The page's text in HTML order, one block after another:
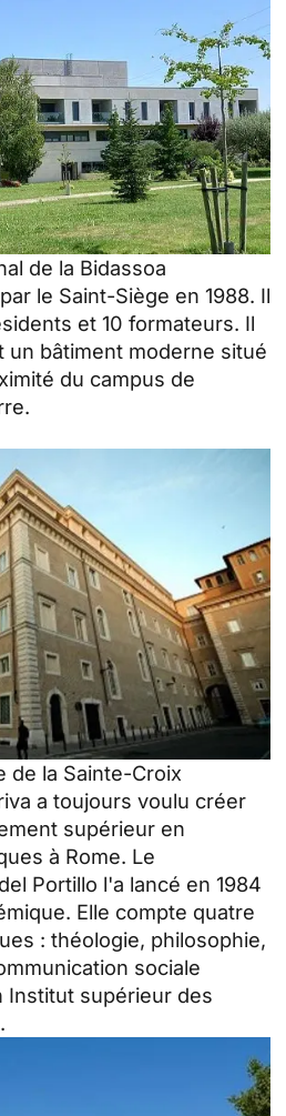
de la Bidassoa
le Saint-Siège en 1988. Il
et 10 formateurs. Il
un bâtiment moderne situé
du campus de
de la Sainte-Croix
a toujours voulu créer
supérieur en
à Rome. Le
Portillo l'a lancé en 1984
Elle compte quatre
: théologie, philosophie,
sociale
Institut supérieur des